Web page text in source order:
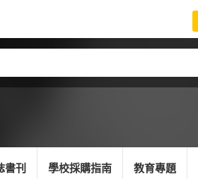
書刊 學校採購指南 教育專題